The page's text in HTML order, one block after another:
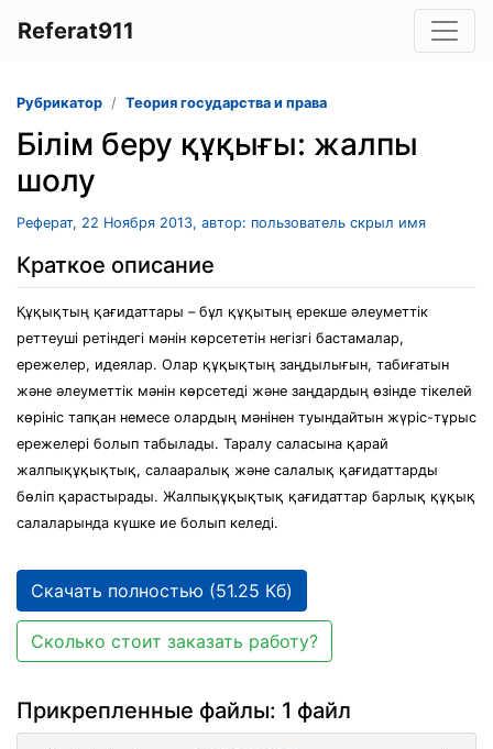
Referat911
Рубрикатор Теория государства и права
Білім беру құқығы: жалпы
шолу
Реферат, 22 Ноября 2013, автор: пользователь скрыл имя
Краткое описание
Құқықтың қағидаттары – бұл құқытың ерекше әлеуметтік
реттеуші ретіндегі мәнін көрсететін негізгі бастамалар,
ережелер, идеялар. Олар құқықтың заңдылығын, табиғатын
және әлеуметтік мәнін көрсетеді және заңдардың өзінде тікелей
көрініс тапқан немесе олардың мәнінен туындайтын жүріс-тұрыс
ережелері болып табылады. Таралу саласына қарай
жалпықұқықтық, салааралық және салалық қағидаттарды
бөліп қарастырады. Жалпықұқықтық қағидаттар барлық құқық
салаларында күшке ие болып келеді.
Скачать полностью (51.25 Кб)
Сколько стоит заказать работу?
Прикрепленные файлы: 1 файл